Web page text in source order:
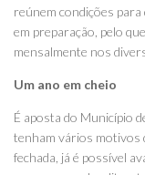
reúnem condições
em preparação, pelo
mensalmente nos
Um ano em cheio
É aposta do Município
tenham vários motivos
fechada, já é possível